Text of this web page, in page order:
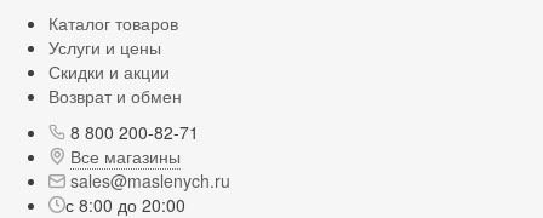
Каталог товаров
Услуги и цены
Скидки и акции
Возврат и обмен
8 800 200-82-71
Все магазины
sales@maslenych.ru
с 8:00 до 20:00